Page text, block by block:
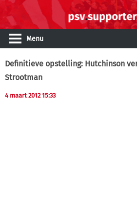
Menu
Definitieve opstelling: Hutchinson
Strootman
4 maart 2012 15:33